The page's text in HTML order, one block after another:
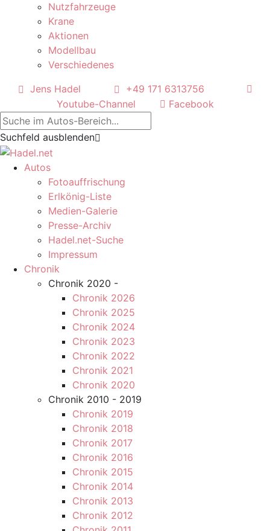
Nutzfahrzeuge
Krane
Aktionen
Modellbau
Verschiedenes
Jens Hadel
+49 171 6313756
Youtube-Channel
Facebook
Suchfeld ausblenden
Autos
Fotoauffrischung
Erlkönig-Liste
Medien-Galerie
Presse-Archiv
Hadel.net-Suche
Impressum
Chronik
Chronik 2020 -
Chronik 2026
Chronik 2025
Chronik 2024
Chronik 2023
Chronik 2022
Chronik 2021
Chronik 2020
Chronik 2010 - 2019
Chronik 2019
Chronik 2018
Chronik 2017
Chronik 2016
Chronik 2015
Chronik 2014
Chronik 2013
Chronik 2012